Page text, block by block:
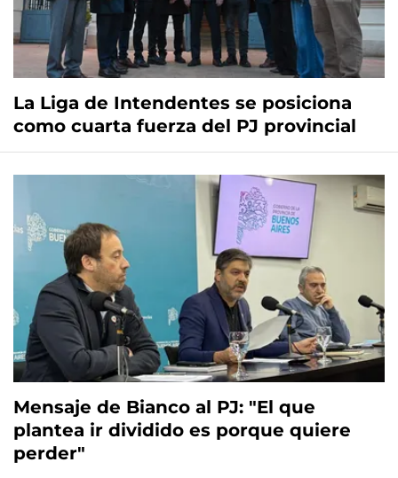
La Liga de Intendentes se posiciona
como cuarta fuerza del PJ provincial
Mensaje de Bianco al PJ: "El que
plantea ir dividido es porque quiere
perder"